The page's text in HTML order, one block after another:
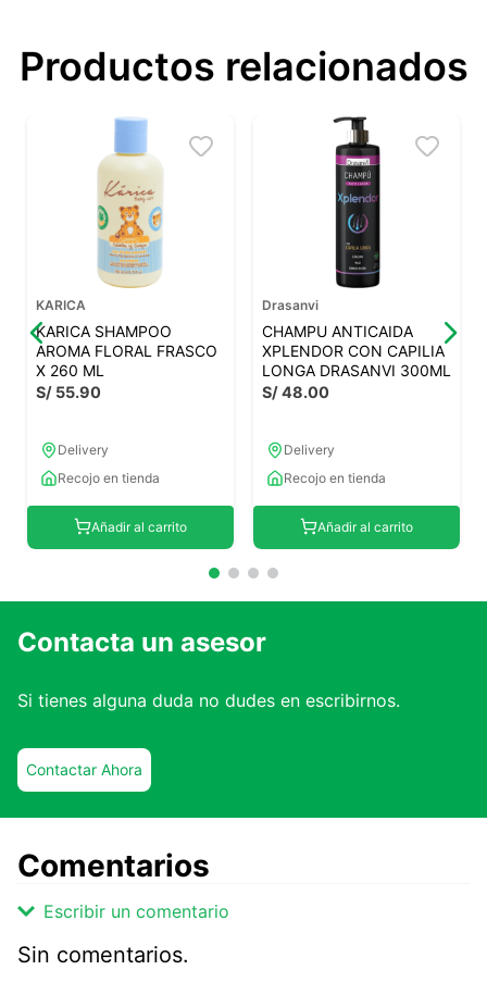
Productos relacionados
KARICA
KARICA SHAMPOO
AROMA FLORAL FRASCO
X 260 ML
S/ 55.90
Delivery
Recojo en tienda
Añadir al carrito
Drasanvi
CHAMPU ANTICAIDA
XPLENDOR CON CAPILIA
LONGA DRASANVI 300ML
S/48.00
Delivery
Recojo en tienda
Añadir al carrito
Contacta un asesor
Si tienes alguna duda no dudes en escribirnos.
Contactar Ahora
Comentarios
Escribir un comentario
Sin comentarios.